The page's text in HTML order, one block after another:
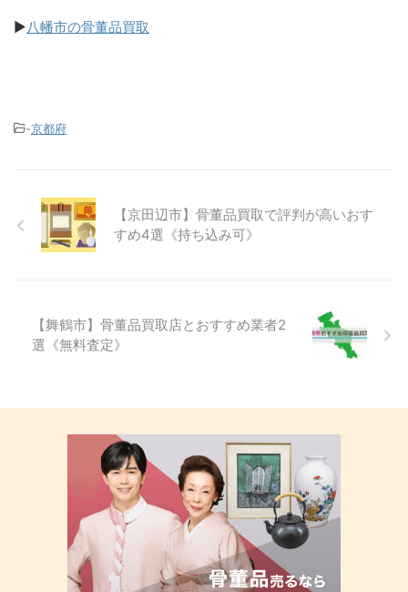
▶八幡市の骨董品買取
-京都府
【京田辺市】骨董品買取で評判が高いおす
すめ4選《持ち込み可》
【舞鶴市】骨董品買取店とおすすめ業者2
選《無料査定》